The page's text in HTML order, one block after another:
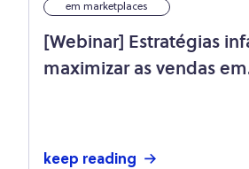
em marketplaces
[Webinar] Estratégias
maximizar as vendas em
keep reading